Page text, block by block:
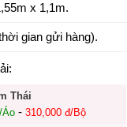
x 1,1m.
gian gửi hàng).
Thái
Áo- 310,000 đ/Bộ